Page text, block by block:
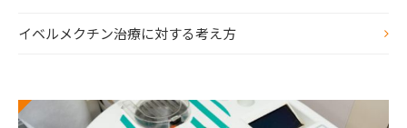
イベルメクチン治療に対する考え方